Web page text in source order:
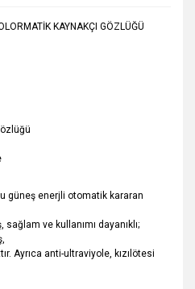
KAYNAKÇI GÖZLÜĞÜ
güneş enerjli otomatik kararan
ve kullanımı dayanıklı;
Ayrıca anti-ultraviyole, kızılötesi